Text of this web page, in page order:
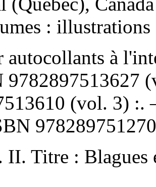
: illustrations
autocollants à
9782897513627
(vol. 3) :.
II. Titre : Blagues